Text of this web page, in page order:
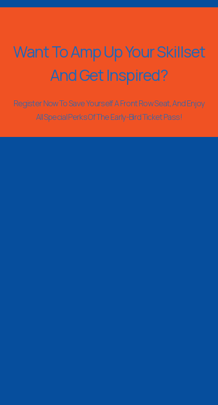
Want To Amp Up Your Skillset
And Get Inspired?
Register Now To Save Yourself A Front Row Seat, And Enjoy
All Special Perks Of The Early-Bird Ticket Pass!